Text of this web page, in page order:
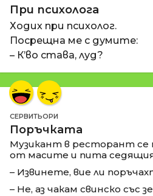
При психолога
Ходих при психолог.
Посрещна ме с думите:
– К’во става, луд?
СЕРВИТЬОРИ
Поръчката
Музикант в ресторант се
от масите и пита
– Извинете, вие ли
– Не, аз чакам свинско със